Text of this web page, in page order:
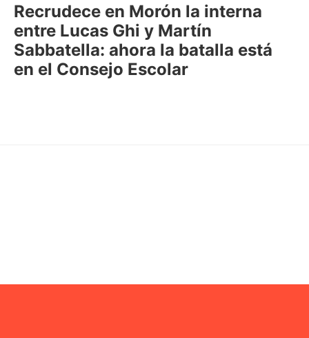
Recrudece en Morón la interna
entre Lucas Ghi y Martín
Sabbatella: ahora la batalla está
en el Consejo Escolar